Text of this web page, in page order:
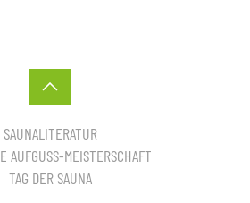
SAUNALITERATUR
AUFGUSS-MEISTERSCHAFT
TAG DER SAUNA